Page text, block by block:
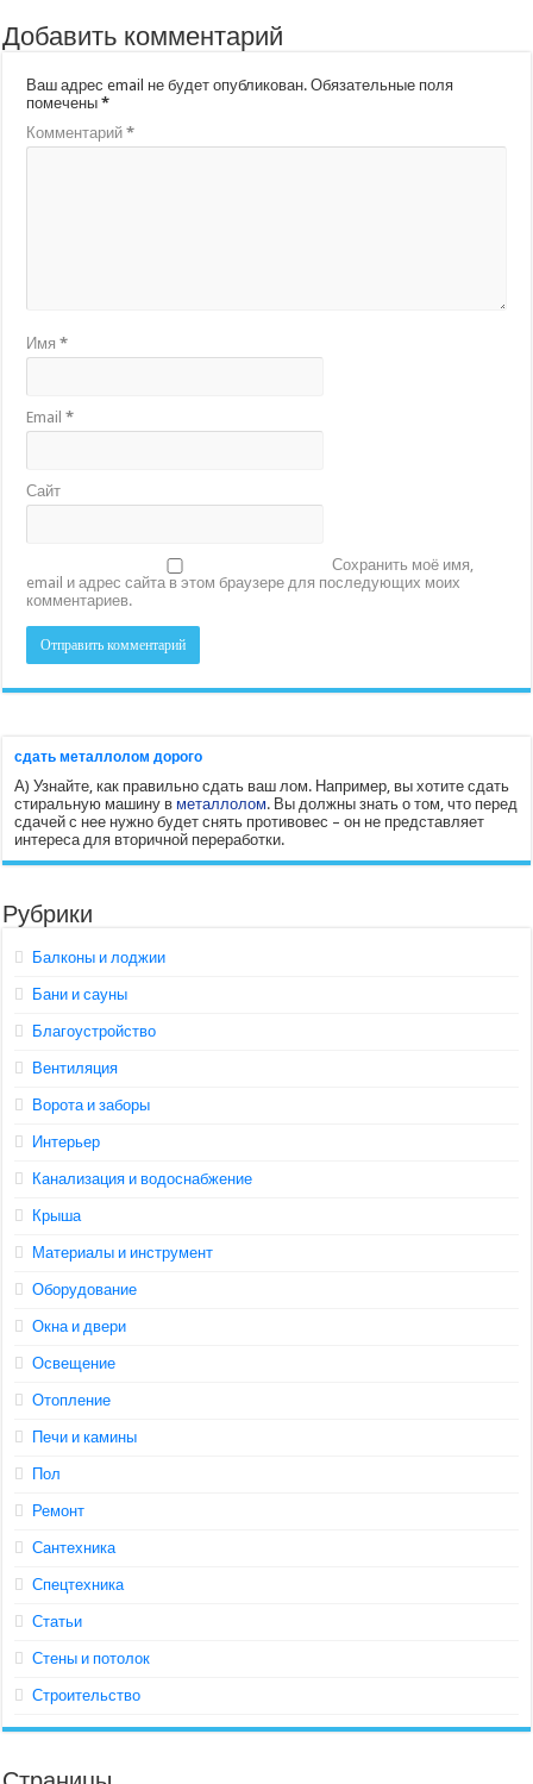
Добавить комментарий
Ваш адрес email не будет опубликован. Обязательные поля
помечены*
Комментарий*
Имя*
Email*
Сайт
Сохранить моё имя,
email и адрес сайта в этом браузере для последующих моих
комментариев.
сдать металлолом дорого
А) Узнайте, как правильно сдать ваш лом. Например, вы хотите сдать
стиральную машину в металлолом. Вы должны знать о том, что перед
сдачей с нее нужно будет снять противовес – он не представляет
интереса для вторичной переработки.
Рубрики
Балконы и лоджии
Бани и сауны
Благоустройство
Вентиляция
Ворота и заборы
Интерьер
Канализация и водоснабжение
Крыша
Материалы и инструмент
Оборудование
Окна и двери
Освещение
Отопление
Печи и камины
Пол
Ремонт
Сантехника
Спецтехника
Статьи
Стены и потолок
Строительство